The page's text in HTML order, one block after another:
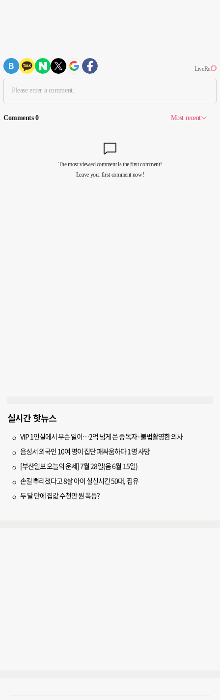
실시간 핫뉴스
VIP 1인실에서 무슨 일이…2억 넘게 쓴 중독자·불법촬영한 의사
음성서 외국인 10여 명이 집단 패싸움하다 1명 사망
[부산일보 오늘의 운세] 7월 28일(음 6월 15일)
손길 뿌리쳤다고 8살 아이 실신시킨 50대, 집유
두 달 만에 집값 수천만 원 폭등?